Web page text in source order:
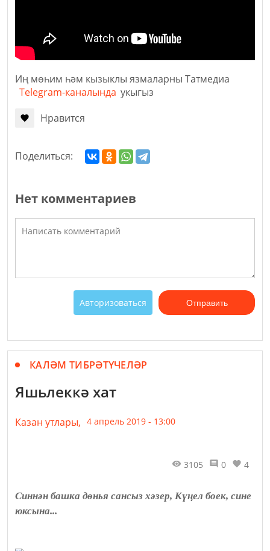
Иң мөһим һәм кызыклы язмаларны Татмедиа
Telegram-каналында укыгыз
Нравится
Поделиться:
Нет комментариев
Авторизоваться Отправить
КАЛӘМ ТИБРӘТҮЧЕЛӘР
Яшьлеккә хат
Казан утлары, 4 апрель 2019 - 13:00
3105 0 4
Синнән башка дөнья сансыз хәзер, Күңел боек, сине
юксына...